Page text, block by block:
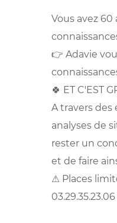
Vous avez
👉 Adavie
🍀 ET C'EST
A travers des
analyses de
rester un
et de faire
⚠ Places
03.29.35.23.06